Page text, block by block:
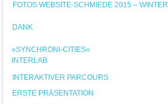
FOTOS WEBSITE-SCHMIEDE 2015 – WINTER
DANK
»SYNCHRONI-CITIES«
INTERLAB
INTERAKTIVER PARCOURS
ERSTE PRÄSENTATION